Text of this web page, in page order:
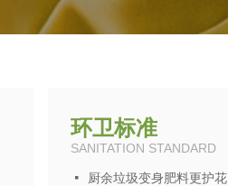
넷 厨余垃圾变身肥料更护花
环卫标准
SANITATION STANDARD